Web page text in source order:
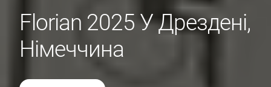
Florian 2025 У Дрездені,
Німеччина